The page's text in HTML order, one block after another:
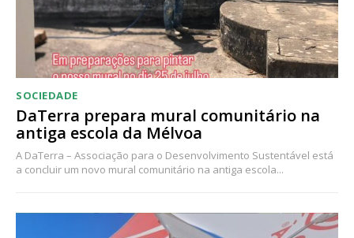
SOCIEDADE
DaTerra prepara mural comunitário na
antiga escola da Mélvoa
A DaTerra – Associação para o Desenvolvimento Sustentável está
a concluir um novo mural comunitário na antiga escola...